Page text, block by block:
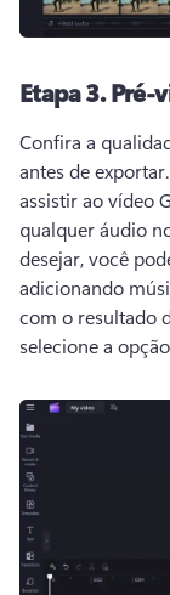
Etapa 3.Pré-
Confira a
antes de exportar.
assistir ao vídeo
qualquer áudio
desejar, você
adicionando
com o resultado
selecione a